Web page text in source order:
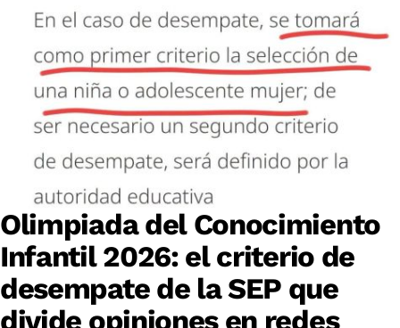
Olimpiada del Conocimiento
Infantil 2026: el criterio de
desempate de la SEP que
divide opiniones en redes